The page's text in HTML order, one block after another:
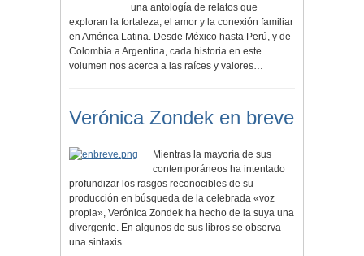
una antología de relatos que
exploran la fortaleza, el amor y la conexión familiar
en América Latina. Desde México hasta Perú, y de
Colombia a Argentina, cada historia en este
volumen nos acerca a las raíces y valores…
Verónica Zondek en breve
Mientras la mayoría de sus
contemporáneos ha intentado
profundizar los rasgos reconocibles de su
producción en búsqueda de la celebrada «voz
propia», Verónica Zondek ha hecho de la suya una
divergente. En algunos de sus libros se observa
una sintaxis…